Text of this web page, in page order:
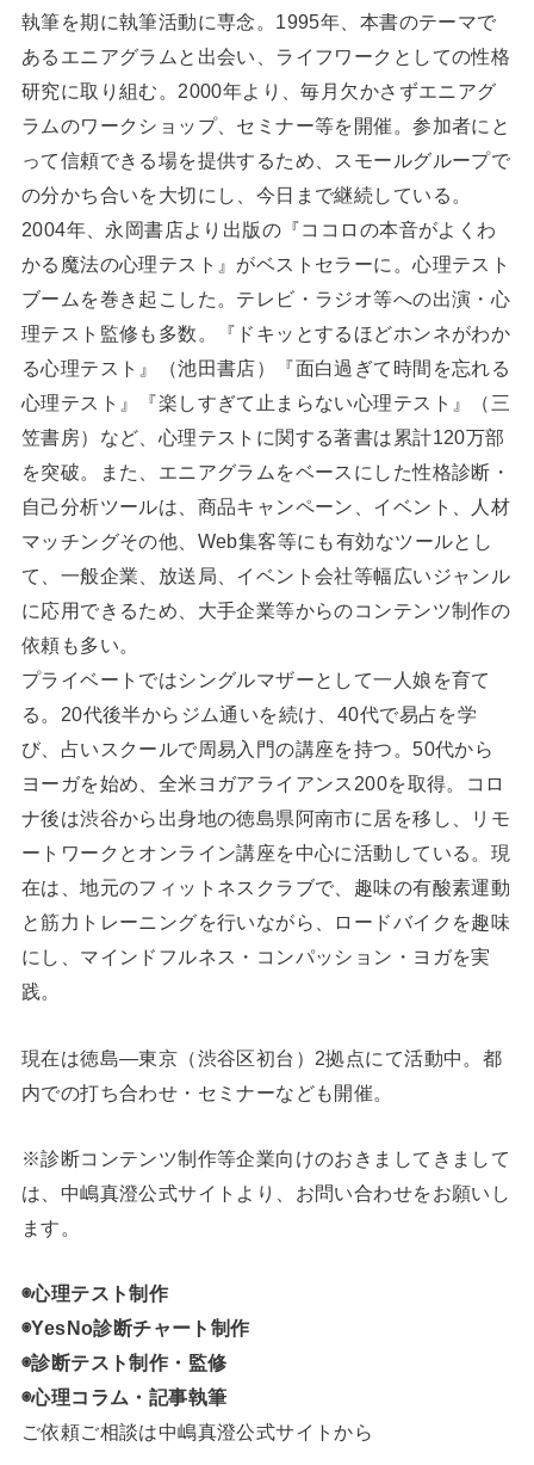
執筆を期に執筆活動に専念。1995年、本書のテーマで
あるエニアグラムと出会い、ライフワークとしての性格
研究に取り組む。2000年より、毎月欠かさずエニアグ
ラムのワークショップ、セミナー等を開催。参加者にと
って信頼できる場を提供するため、スモールグループで
の分かち合いを大切にし、今日まで継続している。
2004年、永岡書店より出版の『ココロの本音がよくわ
かる魔法の心理テスト』がベストセラーに。心理テスト
ブームを巻き起こした。テレビ・ラジオ等への出演・心
理テスト監修も多数。『ドキッとするほどホンネがわか
る心理テスト』（池田書店）『面白過ぎて時間を忘れる
心理テスト』『楽しすぎて止まらない心理テスト』（三
笠書房）など、心理テストに関する著書は累計120万部
を突破。また、エニアグラムをベースにした性格診断・
自己分析ツールは、商品キャンペーン、イベント、人材
マッチングその他、Web集客等にも有効なツールとし
て、一般企業、放送局、イベント会社等幅広いジャンル
に応用できるため、大手企業等からのコンテンツ制作の
依頼も多い。
プライベートではシングルマザーとして一人娘を育て
る。20代後半からジム通いを続け、40代で易占を学
び、占いスクールで周易入門の講座を持つ。50代から
ヨーガを始め、全米ヨガアライアンス200を取得。コロ
ナ後は渋谷から出身地の徳島県阿南市に居を移し、リモ
ートワークとオンライン講座を中心に活動している。現
在は、地元のフィットネスクラブで、趣味の有酸素運動
と筋力トレーニングを行いながら、ロードバイクを趣味
にし、マインドフルネス・コンパッション・ヨガを実
践。
現在は徳島―東京（渋谷区初台）2拠点にて活動中。都
内での打ち合わせ・セミナーなども開催。
※診断コンテンツ制作等企業向けのおきましてきまして
は、中嶋真澄公式サイトより、お問い合わせをお願いし
ます。
◉心理テスト制作
◉YesNo診断チャート制作
◉診断テスト制作・監修
◉心理コラム・記事執筆
ご依頼ご相談は中嶋真澄公式サイトから